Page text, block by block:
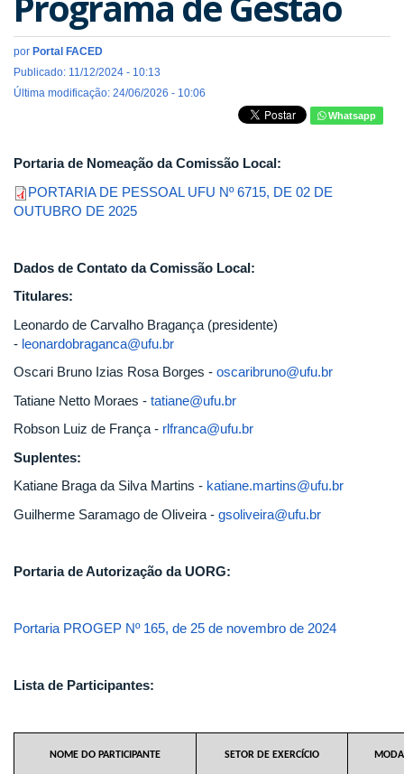
por Portal FACED
Publicado: 11/12/2024 - 10:13
Última modificação: 24/06/2026 - 10:06
Whatsapp
Portaria de Nomeação da Comissão Local:
PORTARIA DE PESSOAL UFU Nº 6715, DE 02 DE
OUTUBRO DE 2025
Dados de Contato da Comissão Local:
Titulares:
Leonardo de Carvalho Bragança (presidente)
- leonardobraganca@ufu.br
Oscari Bruno Izias Rosa Borges - oscaribruno@ufu.br
Tatiane Netto Moraes - tatiane@ufu.br
Robson Luiz de França - rlfranca@ufu.br
Suplentes:
Katiane Braga da Silva Martins - katiane.martins@ufu.br
Guilherme Saramago de Oliveira - gsoliveira@ufu.br
Portaria de Autorização da UORG:
Portaria PROGEP Nº 165, de 25 de novembro de 2024
Lista de Participantes:
NOME DO PARTICIPANTE SETOR DE EXERCÍCIO